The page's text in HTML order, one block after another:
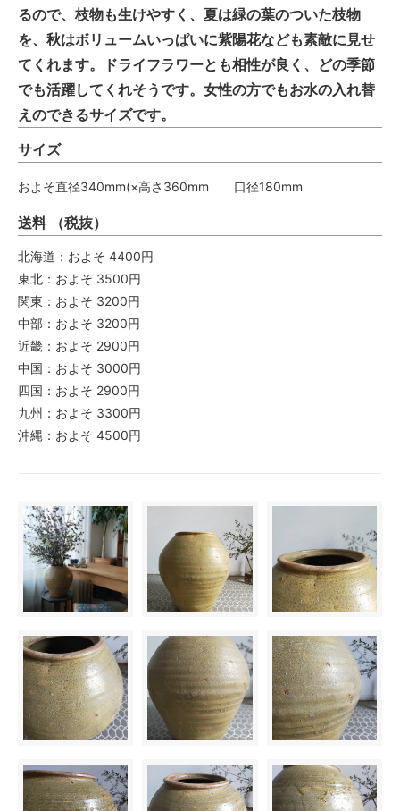
るので、枝物も生けやすく、夏は緑の葉のついた枝物
を、秋はボリュームいっぱいに紫陽花なども素敵に見せ
てくれます。ドライフラワーとも相性が良く、どの季節
でも活躍してくれそうです。女性の方でもお水の入れ替
えのできるサイズです。
サイズ
およそ直径340mm(×高さ360mm 口径180mm
送料 （税抜）
北海道：およそ 4400円
東北：およそ 3500円
関東：およそ 3200円
中部：およそ 3200円
近畿：およそ 2900円
中国：およそ 3000円
四国：およそ 2900円
九州：およそ 3300円
沖縄：およそ 4500円